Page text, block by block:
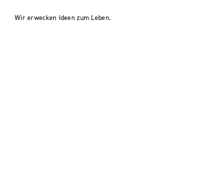
Wir erwecken Ideen zum Leben.